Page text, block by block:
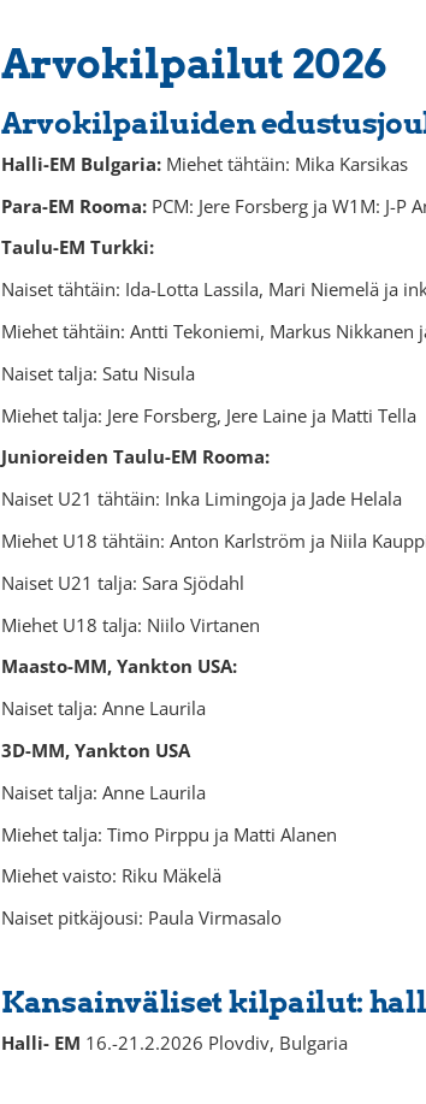
Arvokilpailut 2026
Arvokilpailuiden
Halli-EM Bulgaria:Miehet tähtäin: Mika Karsikas
Para-EM Rooma:PCM: Jere Forsberg ja W1M: J-P
Taulu-EM Turkki:
Naiset tähtäin: Ida-Lotta Lassila, Mari Niemelä ja
Miehet tähtäin: Antti Tekoniemi, Markus Nikkanen
Naiset talja: Satu Nisula
Miehet talja: Jere Forsberg, Jere Laine ja Matti Tella
Junioreiden Taulu-EM Rooma:
Naiset U21 tähtäin: Inka Limingoja ja Jade Helala
Miehet U18 tähtäin: Anton Karlström ja Niila
Naiset U21 talja: Sara Sjödahl
Miehet U18 talja: Niilo Virtanen
Maasto-MM, Yankton USA:
Naiset talja: Anne Laurila
3D-MM, Yankton USA
Naiset talja: Anne Laurila
Miehet talja: Timo Pirppu ja Matti Alanen
Miehet vaisto: Riku Mäkelä
Naiset pitkäjousi: Paula Virmasalo
Kansainväliset kilpailut:
Halli- EM 16.-21.2.2026 Plovdiv, Bulgaria